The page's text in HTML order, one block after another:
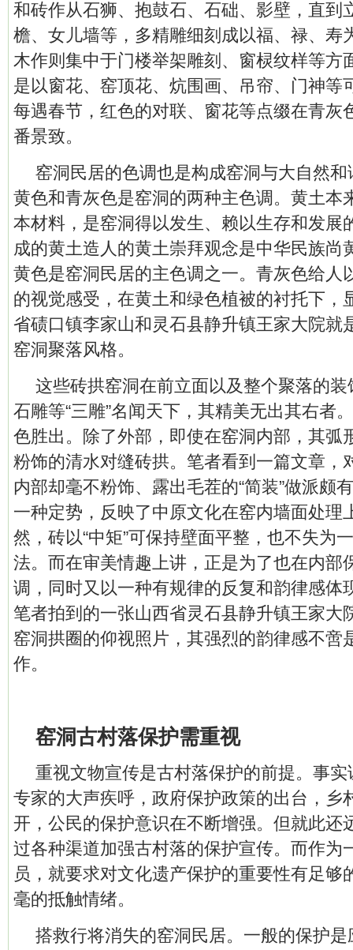
和砖作从石狮、抱鼓石、石础、影壁，直到
檐、女儿墙等，多精雕细刻成以福、禄、寿
木作则集中于门楼举架雕刻、窗棂纹样等方
是以窗花、窑顶花、炕围画、吊帘、门神等
每遇春节，红色的对联、窗花等点缀在青灰
番景致。
窑洞民居的色调也是构成窑洞与大自然
黄色和青灰色是窑洞的两种主色调。黄土本
本材料，是窑洞得以发生、赖以生存和发展
成的黄土造人的黄土崇拜观念是中华民族尚
黄色是窑洞民居的主色调之一。青灰色给人
的视觉感受，在黄土和绿色植被的衬托下，
省碛口镇李家山和灵石县静升镇王家大院就
窑洞聚落风格。
这些砖拱窑洞在前立面以及整个聚落的
石雕等“三雕”名闻天下，其精美无出其右者
色胜出。除了外部，即使在窑洞内部，其弧
粉饰的清水对缝砖拱。笔者看到一篇文章，
内部却毫不粉饰、露出毛茬的“简装”做派颇
一种定势，反映了中原文化在窑内墙面处理
然，砖以“中矩”可保持壁面平整，也不失为
法。而在审美情趣上讲，正是为了也在内部
调，同时又以一种有规律的反复和韵律感体
笔者拍到的一张山西省灵石县静升镇王家大
窑洞拱圈的仰视照片，其强烈的韵律感不啻
作。
窑洞古村落保护需重视
重视文物宣传是古村落保护的前提。事
专家的大声疾呼，政府保护政策的出台，乡
开，公民的保护意识在不断增强。但就此还
过各种渠道加强古村落的保护宣传。而作为
员，就要求对文化遗产保护的重要性有足够
毫的抵触情绪。
搭救行将消失的窑洞民居。一般的保护